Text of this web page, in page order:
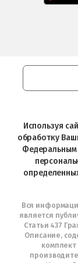
Используя
обработку
Вся
является
Статьи 437
Описание,